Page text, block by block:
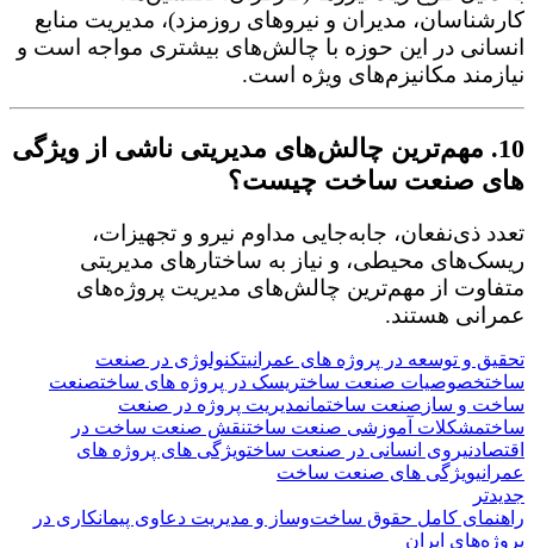
کارشناسان، مدیران و نیروهای روزمزد)، مدیریت منابع
انسانی در این حوزه با چالش‌های بیشتری مواجه است و
نیازمند مکانیزم‌های ویژه است.
10. مهم‌ترین چالش‌های مدیریتی ناشی از ویژگی
های صنعت ساخت چیست؟
تعدد ذی‌نفعان، جابه‌جایی مداوم نیرو و تجهیزات،
ریسک‌های محیطی، و نیاز به ساختارهای مدیریتی
متفاوت از مهم‌ترین چالش‌های مدیریت پروژه‌های
عمرانی هستند.
تحقیق و توسعه در پروژه های عمرانیتکنولوژی در صنعت
ساختخصوصیات صنعت ساختریسک در پروژه های ساختصنعت
ساخت و ساز صنعت ساختمانمدیریت پروژه در صنعت
ساختمشکلات آموزشی صنعت ساختنقش صنعت ساخت در
اقتصادنیروی انسانی در صنعت ساختویژگی های پروژه های
عمرانیویژگی های صنعت ساخت
جدیدتر
راهنمای کامل حقوق ساخت‌وساز و مدیریت دعاوی پیمانکاری در
پروژه‌های ایران